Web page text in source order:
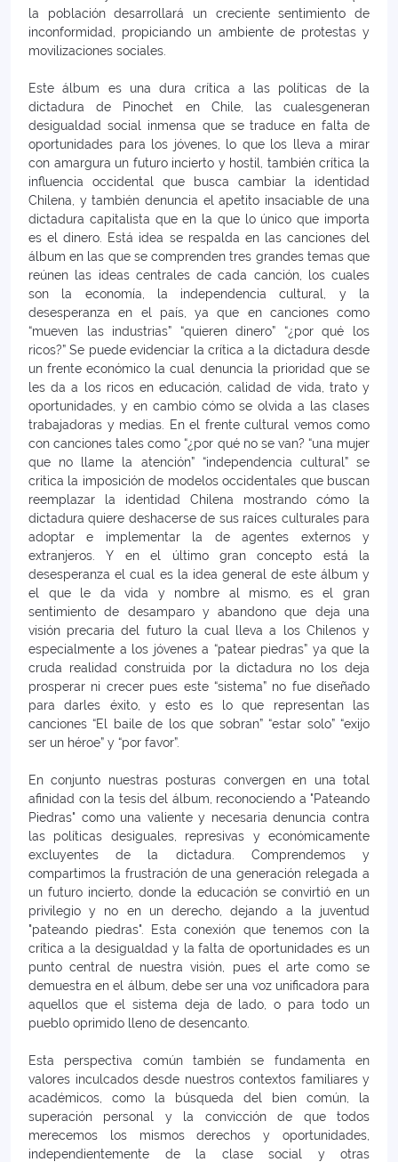
la población desarrollará un creciente sentimiento de
inconformidad, propiciando un ambiente de protestas y
movilizaciones sociales.
Este álbum es una dura crítica a las políticas de la
dictadura de Pinochet en Chile, las cualesgeneran
desigualdad social inmensa que se traduce en falta de
oportunidades para los jóvenes, lo que los lleva a mirar
con amargura un futuro incierto y hostil, también crítica la
influencia occidental que busca cambiar la identidad
Chilena, y también denuncia el apetito insaciable de una
dictadura capitalista que en la que lo único que importa
es el dinero. Está idea se respalda en las canciones del
álbum en las que se comprenden tres grandes temas que
reúnen las ideas centrales de cada canción, los cuales
son la economía, la independencia cultural, y la
desesperanza en el país, ya que en canciones como
“mueven las industrias” “quieren dinero” “¿por qué los
ricos?” Se puede evidenciar la crítica a la dictadura desde
un frente económico la cual denuncia la prioridad que se
les da a los ricos en educación, calidad de vida, trato y
oportunidades, y en cambio cómo se olvida a las clases
trabajadoras y medias. En el frente cultural vemos como
con canciones tales como “¿por qué no se van? “una mujer
que no llame la atención” “independencia cultural” se
critica la imposición de modelos occidentales que buscan
reemplazar la identidad Chilena mostrando cómo la
dictadura quiere deshacerse de sus raíces culturales para
adoptar e implementar la de agentes externos y
extranjeros. Y en el último gran concepto está la
desesperanza el cual es la idea general de este álbum y
el que le da vida y nombre al mismo, es el gran
sentimiento de desamparo y abandono que deja una
visión precaria del futuro la cual lleva a los Chilenos y
especialmente a los jóvenes a “patear piedras” ya que la
cruda realidad construida por la dictadura no los deja
prosperar ni crecer pues este “sistema” no fue diseñado
para darles éxito, y esto es lo que representan las
canciones “El baile de los que sobran” “estar solo” “exijo
ser un héroe” y “por favor”.
En conjunto nuestras posturas convergen en una total
afinidad con la tesis del álbum, reconociendo a "Pateando
Piedras" como una valiente y necesaria denuncia contra
las políticas desiguales, represivas y económicamente
excluyentes de la dictadura. Comprendemos y
compartimos la frustración de una generación relegada a
un futuro incierto, donde la educación se convirtió en un
privilegio y no en un derecho, dejando a la juventud
"pateando piedras". Esta conexión que tenemos con la
crítica a la desigualdad y la falta de oportunidades es un
punto central de nuestra visión, pues el arte como se
demuestra en el álbum, debe ser una voz unificadora para
aquellos que el sistema deja de lado, o para todo un
pueblo oprimido lleno de desencanto.
Esta perspectiva común también se fundamenta en
valores inculcados desde nuestros contextos familiares y
académicos, como la búsqueda del bien común, la
superación personal y la convicción de que todos
merecemos los mismos derechos y oportunidades,
independientemente de la clase social y otras